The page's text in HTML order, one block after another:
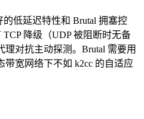
的低延迟特性和 Brutal 拥塞控
降级（UDP 被阻断时无备
对抗主动探测。Brutal 需要用
带宽网络下不如 k2cc 的自适应